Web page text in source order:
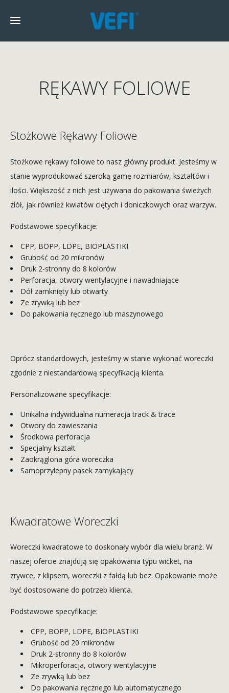
RĘKAWY FOLIOWE
Stożkowe Rękawy Foliowe
Stożkowe rękawy foliowe to nasz główny produkt. Jesteśmy w
stanie wyprodukować szeroką gamę rozmiarów, kształtów i
ilości. Większość z nich jest używana do pakowania świeżych
ziół, jak również kwiatów ciętych i doniczkowych oraz warzyw.
Podstawowe specyfikacje:
CPP, BOPP, LDPE, BIOPLASTIKI
Grubość od 20 mikronów
Druk 2-stronny do 8 kolorów
Perforacja, otwory wentylacyjne i nawadniające
Dół zamknięty lub otwarty
Ze zrywką lub bez
Do pakowania ręcznego lub maszynowego
Oprócz standardowych, jesteśmy w stanie wykonać woreczki
zgodnie z niestandardową specyfikacją klienta.
Personalizowane specyfikacje:
Unikalna indywidualna numeracja track & trace
Otwory do zawieszania
Środkowa perforacja
Specjalny kształt
Zaokrąglona góra woreczka
Samoprzylepny pasek zamykający
Kwadratowe Woreczki
Woreczki kwadratowe to doskonały wybór dla wielu branż. W
naszej ofercie znajdują się opakowania typu wicket, na
zrywce, z klipsem, woreczki z fałdą lub bez. Opakowanie może
być dostosowane do potrzeb klienta.
Podstawowe specyfikacje:
CPP, BOPP, LDPE, BIOPLASTIKI
Grubość od 20 mikronów
Druk 2-stronny do 8 kolorów
Mikroperforacja, otwory wentylacyjne
Ze zrywką lub bez
Do pakowania ręcznego lub automatycznego